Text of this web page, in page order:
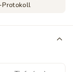
Protokoll